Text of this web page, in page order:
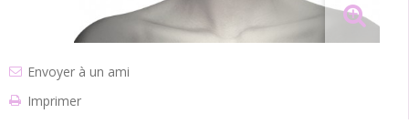
Envoyer à un ami
Imprimer